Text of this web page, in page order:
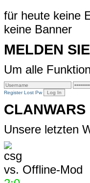
für heute keine
keine Banner
MELDEN
Um alle
Register Lost Pw
CLANWARS
Unsere letzten
vs. Offline-Mod